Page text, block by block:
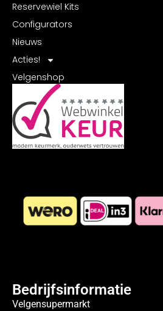
Reservewiel Kits
Configurators
Nieuws
Acties!
Velgenshop
Bedrijfsinformatie
Velgensupermarkt